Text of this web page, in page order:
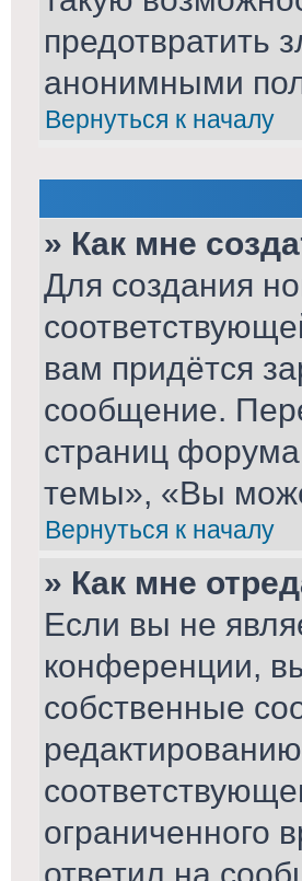
предотвратить
анонимными
Вернуться к началу
» Как мне
Для создания
вам придётся
сообщение.
страниц
темы», «Вы
Вернуться к началу
» Как мне
Если вы не
конференции,
собственные
ограниченного